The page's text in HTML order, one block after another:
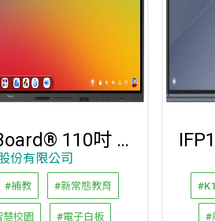
IFP110 ViewBoard® 110吋 4K 互動顯示器
份有限公司
#補教 #新常態教育
慧校園 #電子白板 #